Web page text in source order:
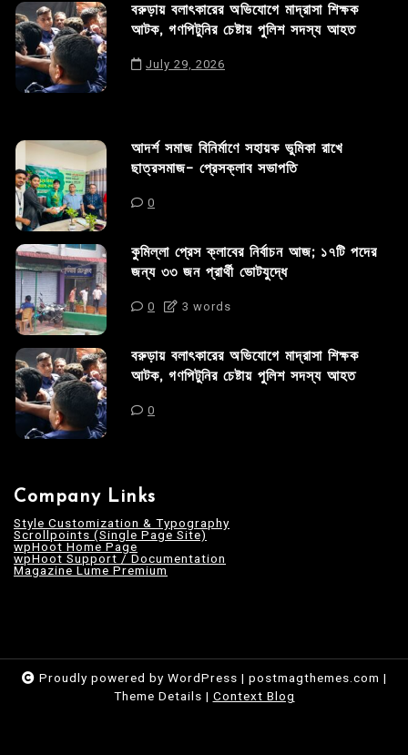
বরুড়ায় বলাৎকারের অভিযোগে মাদ্রাসা শিক্ষক
আটক, গণপিটুনির চেষ্টায় পুলিশ সদস্য আহত
July 29, 2026
আদর্শ সমাজ বিনির্মাণে সহায়ক ভুমিকা রাখে
ছাত্রসমাজ- প্রেসক্লাব সভাপতি
0
কুমিল্লা প্রেস ক্লাবের নির্বাচন আজ; ১৭টি পদের
জন্য ৩৩ জন প্রার্থী ভোটযুদ্ধে
0 3 words
বরুড়ায় বলাৎকারের অভিযোগে মাদ্রাসা শিক্ষক
আটক, গণপিটুনির চেষ্টায় পুলিশ সদস্য আহত
0
Company Links
Style Customization & Typography
Scrollpoints (Single Page Site)
wpHoot Home Page
wpHoot Support / Documentation
Magazine Lume Premium
Proudly powered by WordPress | postmagthemes.com |
Theme Details | Context Blog